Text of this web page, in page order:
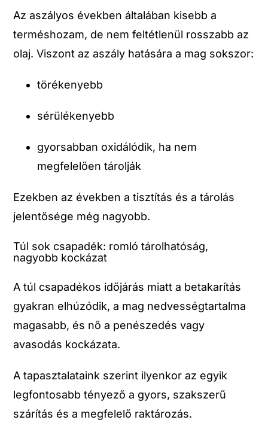
Az aszályos években általában kisebb a
terméshozam, de nem feltétlenül rosszabb az
olaj. Viszont az aszály hatására a mag sokszor:
törékenyebb
sérülékenyebb
gyorsabban oxidálódik, ha nem
megfelelően tárolják
Ezekben az években a tisztítás és a tárolás
jelentősége még nagyobb.
Túl sok csapadék: romló tárolhatóság,
nagyobb kockázat
A túl csapadékos időjárás miatt a betakarítás
gyakran elhúzódik, a mag nedvességtartalma
magasabb, és nő a penészedés vagy
avasodás kockázata.
A tapasztalataink szerint ilyenkor az egyik
legfontosabb tényező a gyors, szakszerű
szárítás és a megfelelő raktározás.